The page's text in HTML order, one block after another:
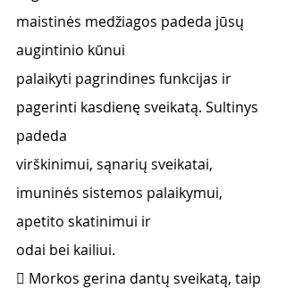
maistinės medžiagos padeda jūsų
augintinio kūnui
palaikyti pagrindines funkcijas ir
pagerinti kasdienę sveikatą. Sultinys
padeda
virškinimui, sąnarių sveikatai,
imuninės sistemos palaikymui,
apetito skatinimui ir
odai bei kailiui.
 Morkos gerina dantų sveikatą, taip